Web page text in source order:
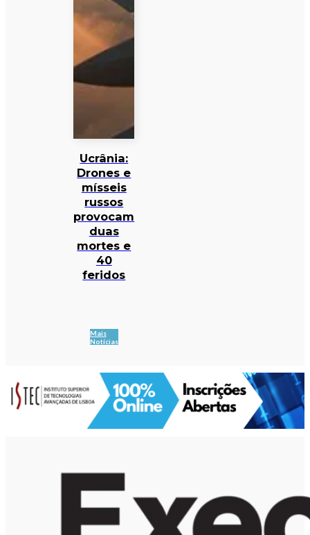
Ucrânia:
Drones e
mísseis
russos
provocam
duas
mortes e
40
feridos
Mais
Notícias